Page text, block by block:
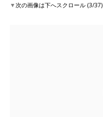
▼次の画像は下へスクロール (3/37)